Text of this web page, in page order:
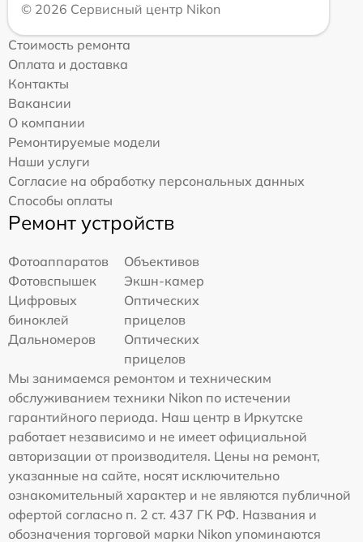
© 2026 Сервисный центр Nikon
Стоимость ремонта
Оплата и доставка
Контакты
Вакансии
О компании
Ремонтируемые модели
Наши услуги
Согласие на обработку персональных данных
Способы оплаты
Ремонт устройств
Фотоаппаратов
Объективов
Фотовспышек
Экшн-камер
Цифровых
биноклей
Оптических
прицелов
Дальномеров
Оптических
прицелов
Мы занимаемся ремонтом и техническим
обслуживанием техники Nikon по истечении
гарантийного периода. Наш центр в Иркутске
работает независимо и не имеет официальной
авторизации от производителя. Цены на ремонт,
указанные на сайте, носят исключительно
ознакомительный характер и не являются публичной
офертой согласно п. 2 ст. 437 ГК РФ. Названия и
обозначения торговой марки Nikon упоминаются